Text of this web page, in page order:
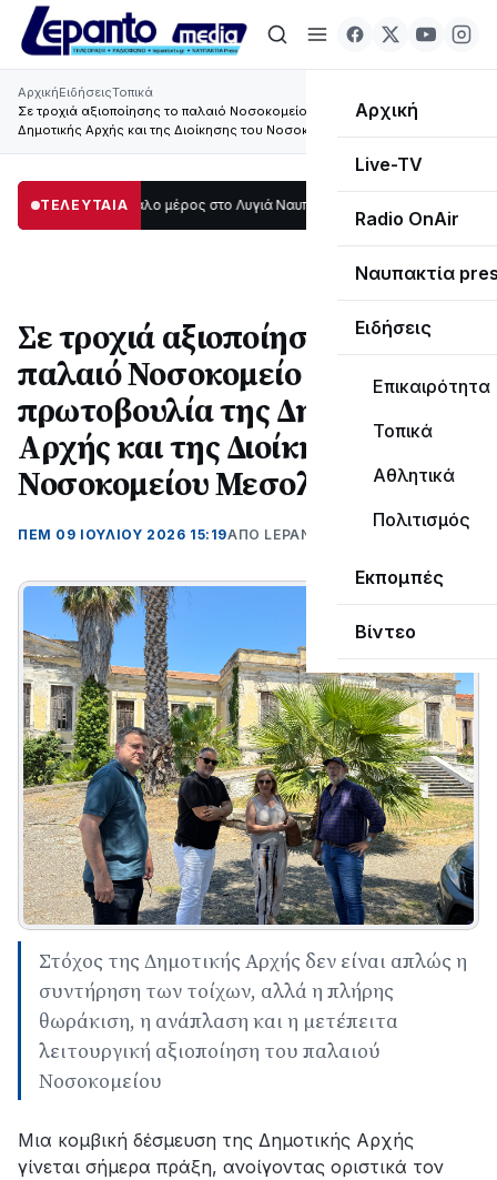
Αρχική
Live-TV
Radio OnAir
Ναυπακτία
Ειδήσεις
Επικαιρότητα
Τοπικά
Αθλητικά
Πολιτισμός
Εκπομπές
Βίντεο
ΑρχικήΕιδήσειςΤοπικά
Σε τροχιά αξιοποίησης το παλαιό Νοσοκομείο με πρωτοβουλία της
Δημοτικής Αρχής και της Διοίκησης του Νοσοκομείου Μεσολογγίου
ΤΕΛΕΥΤΑΙΑ
μεγάλο μέρος στο Λυγιά Ναυπάκτου12:08
Σε τροχιά αξιοποίησης το
παλαιό Νοσοκομείο με
πρωτοβουλία της Δημοτικής
Αρχής και της Διοίκησης του
Νοσοκομείου Μεσολογγίου
ΠΕΜ 09 ΙΟΥΛΊΟΥ 2026 15:19ΑΠΌ LEPANTO RTV
Στόχος της Δημοτικής Αρχής δεν είναι απλώς η
συντήρηση των τοίχων, αλλά η πλήρης
θωράκιση, η ανάπλαση και η μετέπειτα
λειτουργική αξιοποίηση του παλαιού
Νοσοκομείου
Μια κομβική δέσμευση της Δημοτικής Αρχής
γίνεται σήμερα πράξη, ανοίγοντας οριστικά τον